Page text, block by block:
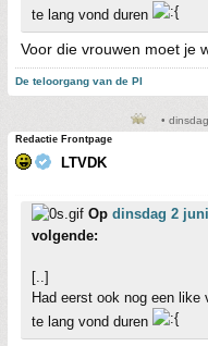
te lang vond duren
Voor die vrouwen moet je
De teloorgang van de PI
•
Redactie Frontpage
LTVDK
Op dinsdag 2
volgende:
[..]
Had eerst ook nog een
te lang vond duren